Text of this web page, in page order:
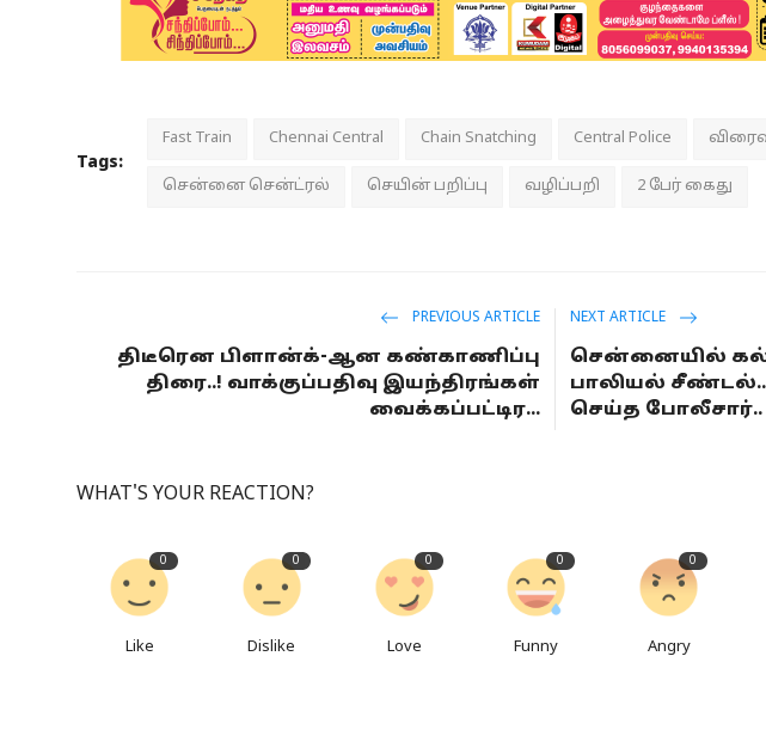
Tags:
Fast Train Chennai Central Chain Snatching Central Police
சென்னை சென்ட்ரல் செயின் பறிப்பு வழிப்பறி 2 பேர் கைது
PREVIOUS ARTICLE
திடீரென பிளான்க்-ஆன கண்காணிப்பு
திரை..! வாக்குப்பதிவு இயந்திரங்கள்
வைக்கப்பட்டிர...
NEXT ARTICLE
சென்னையில்
பாலியல்
செய்த போலீசார்..
WHAT'S YOUR REACTION?
0
Like
0
Dislike
0
Love
0
Funny
0
Angry